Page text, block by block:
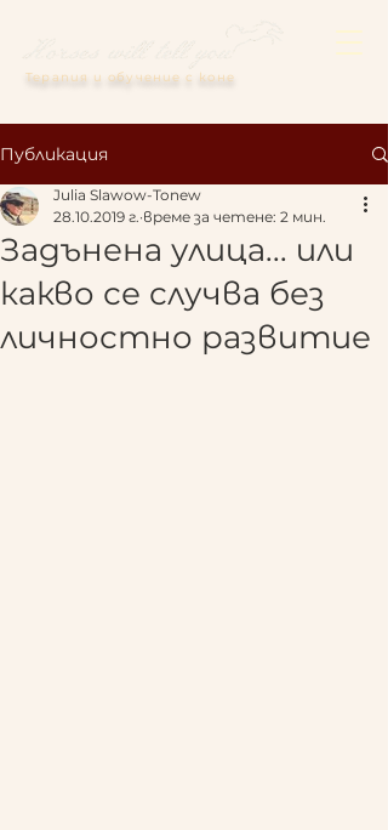
Терапия и обучение с коне
Публикация
Задънена улица... или
какво се случва без
личностно развитие
Julia Slawow-Tonew
28.10.2019 г. време за четене: 2 мин.